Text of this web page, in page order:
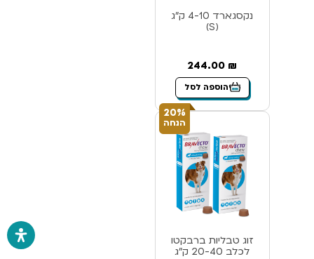
נקסגארד 4-10 ק”ג
(S)
244.00 ₪
הוספה לסל
20%
הנחה
זוג טבליות ברבקטו
לכלב 20-40 ק”ג